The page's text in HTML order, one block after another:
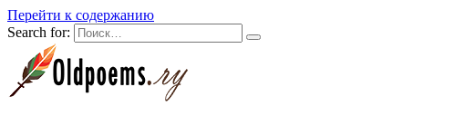
Перейти к содержанию
Search for: